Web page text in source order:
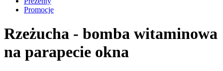
Promocje
Rzeżucha - bomba witaminowa
na parapecie okna